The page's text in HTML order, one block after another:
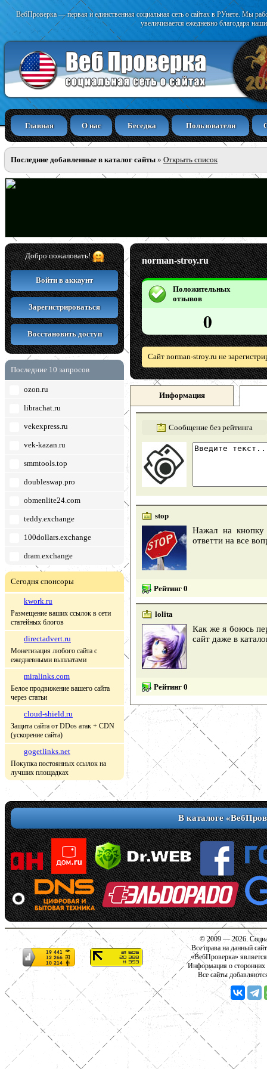
ВебПроверка — первая и единственная социальная сеть о сайтах в РУнете. Мы
увеличивается ежедневно благодаря
Главная О нас Беседка Пользователи
Последние добавленные в каталог сайты » Открыть список
Добро пожаловать!
Войти в аккаунт
Зарегистрироваться
Восстановить доступ
Последние 10 запросов
ozon.ru
librachat.ru
vekexpress.ru
vek-kazan.ru
smmtools.top
doubleswap.pro
obmenlite24.com
teddy.exchange
100dollars.exchange
dram.exchange
Сегодня спонсоры
kwork.ru
Размещение ваших ссылок в сети
статейных блогов
directadvert.ru
Монетизация любого сайта с
ежедневными выплатами
miralinks.com
Белое продвижение вашего сайта
через статьи
cloud-shield.ru
Защита сайта от DDos атак + CDN
(ускорение сайта)
gogetlinks.net
Покупка постоянных ссылок на
лучших площадках
norman-stroy.ru
Положительных
отзывов
0
Сайт norman-stroy.ru не
Информация
Сообщение без рейтинга
stop
Нажал на кнопку
ответти на все
Рейтинг 0
lolita
Как же я боюсь
сайт даже в
Рейтинг 0
В каталоге
© 2009 — 2026.
Все права на данный
«ВебПроверка»
Информация о сторонних
Все сайты